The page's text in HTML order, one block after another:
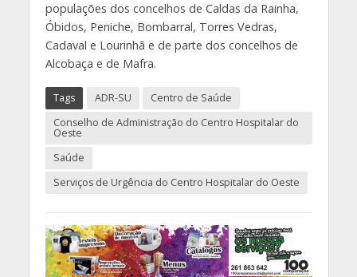
populações dos concelhos de Caldas da Rainha,
Óbidos, Peniche, Bombarral, Torres Vedras,
Cadaval e Lourinhã e de parte dos concelhos de
Alcobaça e de Mafra.
Tags ADR-SU
Centro de Saúde
Conselho de Administração do Centro Hospitalar do
Oeste
Saúde
Serviços de Urgência do Centro Hospitalar do Oeste